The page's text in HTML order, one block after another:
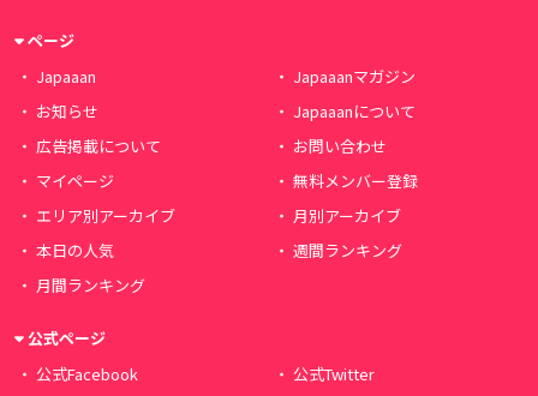
ページ
Japaaan
Japaaanマガジン
お知らせ
Japaaanについて
広告掲載について
お問い合わせ
マイページ
無料メンバー登録
エリア別アーカイブ
月別アーカイブ
本日の人気
週間ランキング
月間ランキング
公式ページ
公式Facebook
公式Twitter